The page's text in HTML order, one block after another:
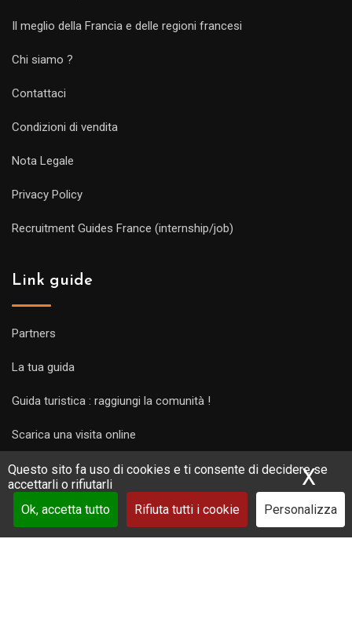
Questo sito fa uso di cookies e ti consente di decidere se
accettarli o rifiutarli
Ok, accetta tutto
Rifiuta tutti i cookie Personalizza
X
Il meglio della Francia e delle regioni francesi
Chi siamo ?
Contattaci
Condizioni di vendita
Nota Legale
Privacy Policy
Recruitment Guides France (internship/job)
Link guide
Partners
La tua guida
Guida turistica : raggiungi la comunità !
Scarica una visita online